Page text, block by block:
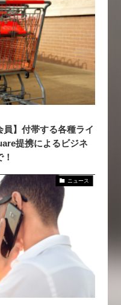
員】付帯する各種ライ
提携によるビジネ
ニュース